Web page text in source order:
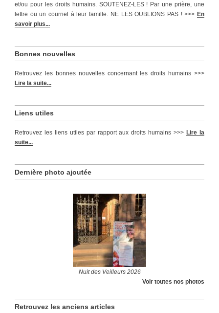
et/ou pour les droits humains. SOUTENEZ-LES ! Par une prière, une
lettre ou un courriel à leur famille. NE LES OUBLIONS PAS ! >>> En
savoir plus...
Bonnes nouvelles
Retrouvez les bonnes nouvelles concernant les droits humains >>>
Lire la suite...
Liens utiles
Retrouvez les liens utiles par rapport aux droits humains >>>Lire la
suite...
Dernière photo ajoutée
Nuit des Veilleurs 2026
Voir toutes nos photos
Retrouvez les anciens articles